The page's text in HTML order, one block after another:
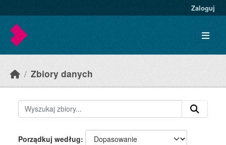
Zaloguj
Zbiory danych
Porządkuj według